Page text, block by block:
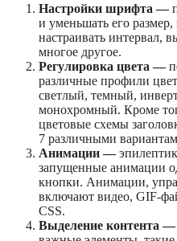
Настройки шрифта —
и уменьшать его размер,
настраивать интервал,
многое другое.
Регулировка цвета —
различные профили
светлый, темный,
монохромный. Кроме
цветовые схемы
7 различными
Анимации —
запущенные анимации
кнопки. Анимации,
включают видео, GIF-
CSS.
Выделение контента —